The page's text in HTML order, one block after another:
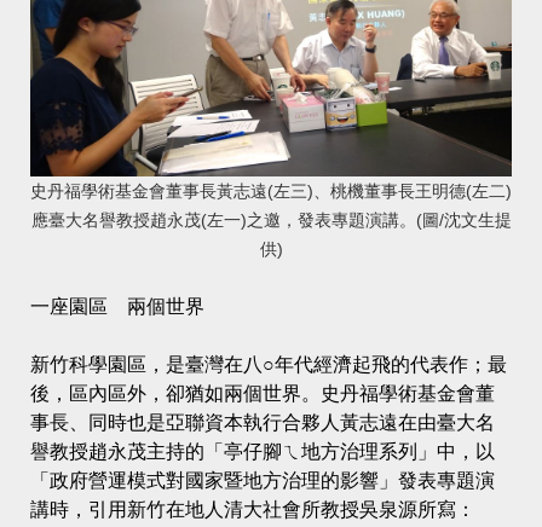
史丹福學術基金會董事長黃志遠(左三)、桃機董事長王明德(左二)
應臺大名譽教授趙永茂(左一)之邀，發表專題演講。(圖/沈文生提
供)
一座園區 兩個世界
新竹科學園區，是臺灣在八○年代經濟起飛的代表作；最
後，區內區外，卻猶如兩個世界。史丹福學術基金會董
事長、同時也是亞聯資本執行合夥人黃志遠在由臺大名
譽教授趙永茂主持的「亭仔腳ㄟ地方治理系列」中，以
「政府營運模式對國家暨地方治理的影響」發表專題演
講時，引用新竹在地人清大社會所教授吳泉源所寫：